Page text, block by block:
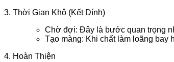
3. Thời Gian Khô (Kết Dính)
Chờ đợi: Đây là bước quan trọng
Tạo màng: Khi chất làm loãng bay
4. Hoàn Thiện